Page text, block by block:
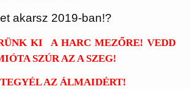
akarsz 2019-ban!?
KI A HARC MEZŐRE! VEDD
SZÚR AZ A SZEG!
AZ ÁLMAIDÉRT!